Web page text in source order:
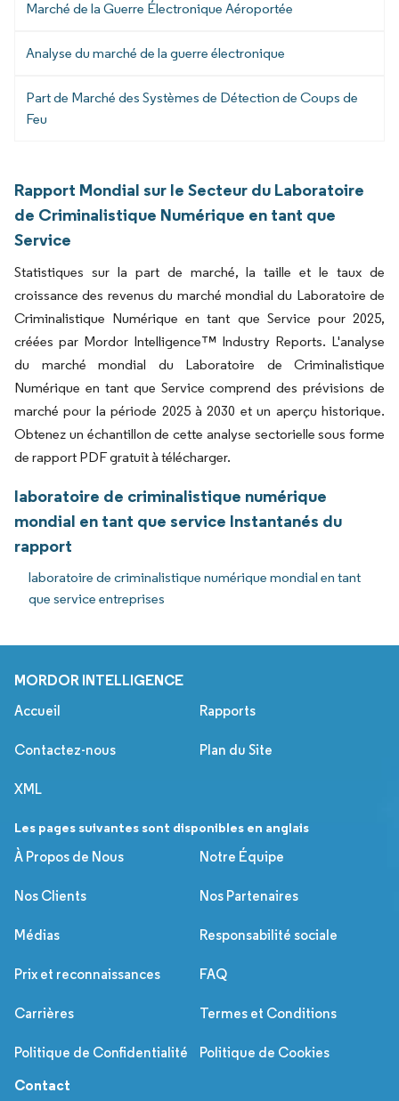
Marché de la Guerre Électronique Aéroportée
Analyse du marché de la guerre électronique
Part de Marché des Systèmes de Détection de Coups de
Feu
Rapport Mondial sur le Secteur du Laboratoire
de Criminalistique Numérique en tant que
Service
Statistiques sur la part de marché, la taille et le taux de
croissance des revenus du marché mondial du Laboratoire de
Criminalistique Numérique en tant que Service pour 2025,
créées par Mordor Intelligence™ Industry Reports. L'analyse
du marché mondial du Laboratoire de Criminalistique
Numérique en tant que Service comprend des prévisions de
marché pour la période 2025 à 2030 et un aperçu historique.
Obtenez un échantillon de cette analyse sectorielle sous forme
de rapport PDF gratuit à télécharger.
laboratoire de criminalistique numérique
mondial en tant que service Instantanés du
rapport
laboratoire de criminalistique numérique mondial en tant
que service entreprises
MORDOR INTELLIGENCE
Accueil Rapports
Contactez-nous Plan du Site
XML
Les pages suivantes sont disponibles en anglais
À Propos de Nous
Notre Équipe
Nos Clients Nos Partenaires
Médias Responsabilité sociale
Prix et reconnaissances FAQ
Carrières Termes et Conditions
Politique de Confidentialité Politique de Cookies
Contact